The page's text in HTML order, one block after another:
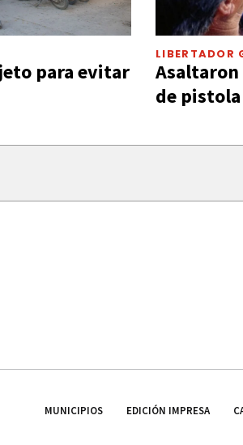
para evitar
LIBERTADOR
Asaltaron
de pistola
MUNICIPIOS EDICIÓN IMPRESA